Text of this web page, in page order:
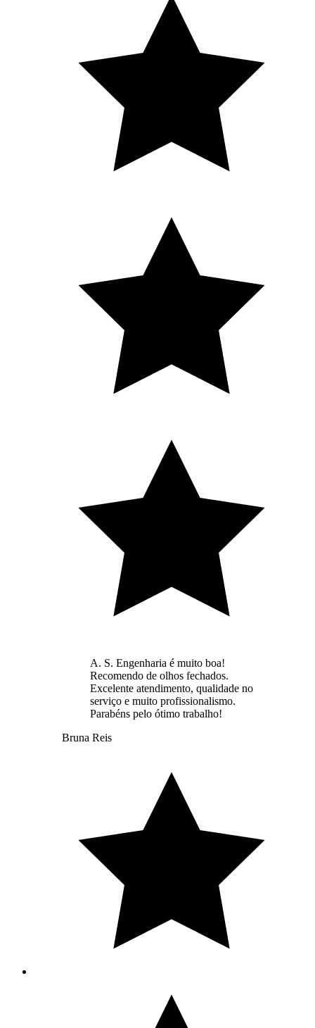
A. S. Engenharia é muito boa!
Recomendo de olhos fechados.
Excelente atendimento, qualidade no
serviço e muito profissionalismo.
Parabéns pelo ótimo trabalho!
Bruna Reis